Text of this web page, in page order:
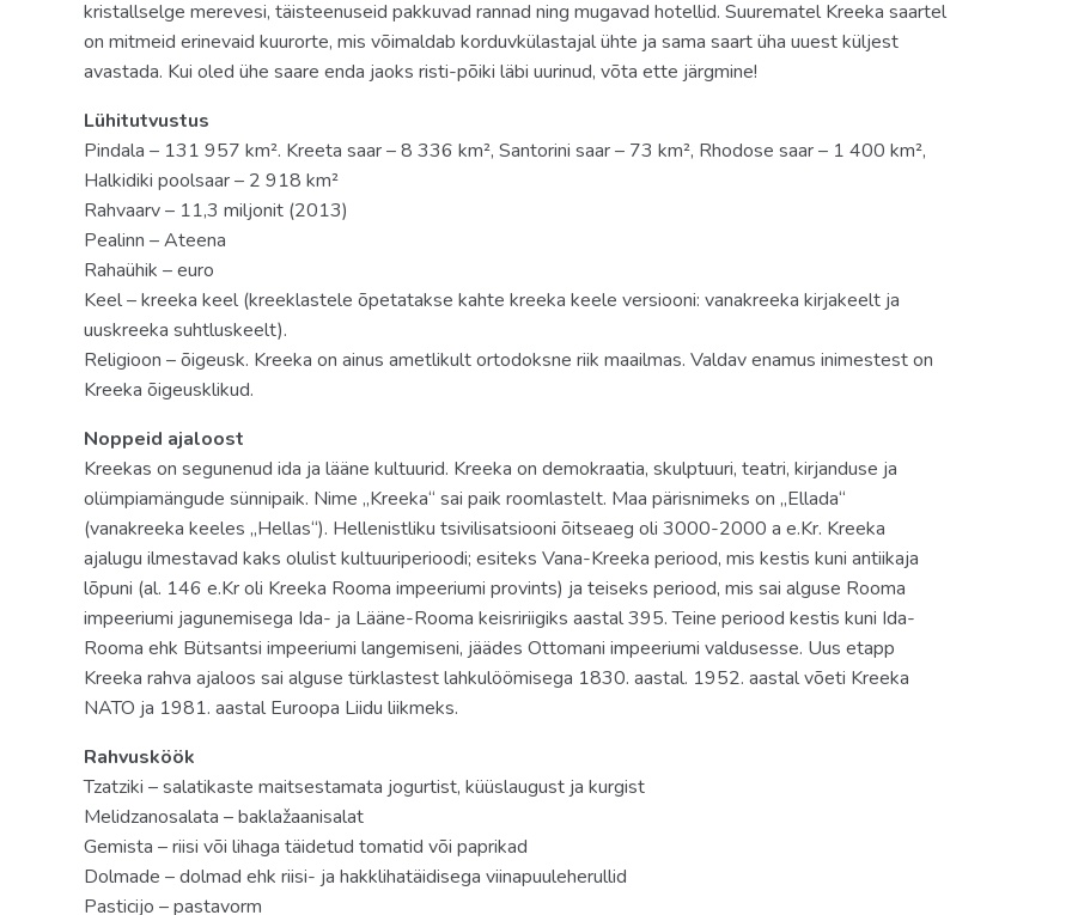
Beach Villa
Villa Iolas Honeymoon Private Pool
Junior Family Guestroom
Marble Villa on the sea Private Pool
Suite Mandola Garden View
Villa Antica Rosa Private Pool
Royal Pavillion In/Outdoor Pool
Luxury Guestroom Sea View with Balcony
Villa Iolas Private Pool
Royal Pavillion On the Beach
Suite Mandola Sea View
5 Bedroom Grand Villa on the Beach
Toitlustus
BB
HB
Tähelepanu: HB klientidele pakutakse õhtusööki fikseeritud menüüga «Cape Voyage» restoranis või
buffet stiilis restoranis «Sunset» (Olympia Riviera Thalasso). HB on võimalik vahetada lisatasu eest ka а
la carte restoranide vastu .
Honeymooners: vahuvein, puuviljad, pähklitega mesi, toa upgrade (vastavalt hotelli võimalustele
saabumise hetkel) (vajalik abielutunnistuse ettenäitamine).
kristallselge merevesi, täisteenuseid pakkuvad rannad ning mugavad hotellid. Suurematel Kreeka saartel
on mitmeid erinevaid kuurorte, mis võimaldab korduvkülastajal ühte ja sama saart üha uuest küljest
avastada. Kui oled ühe saare enda jaoks risti-põiki läbi uurinud, võta ette järgmine!
Lühitutvustus
Pindala – 131 957 km². Kreeta saar – 8 336 km², Santorini saar – 73 km², Rhodose saar – 1 400 km²,
Halkidiki poolsaar – 2 918 km²
Rahvaarv – 11,3 miljonit (2013)
Pealinn – Ateena
Rahaühik – euro
Keel – kreeka keel (kreeklastele õpetatakse kahte kreeka keele versiooni: vanakreeka kirjakeelt ja
uuskreeka suhtluskeelt).
Religioon – õigeusk. Kreeka on ainus ametlikult ortodoksne riik maailmas. Valdav enamus inimestest on
Kreeka õigeusklikud.
Noppeid ajaloost
Kreekas on segunenud ida ja lääne kultuurid. Kreeka on demokraatia, skulptuuri, teatri, kirjanduse ja
olümpiamängude sünnipaik. Nime „Kreeka“ sai paik roomlastelt. Maa pärisnimeks on „Ellada“
(vanakreeka keeles „Hellas“). Hellenistliku tsivilisatsiooni õitseaeg oli 3000-2000 a e.Kr. Kreeka
ajalugu ilmestavad kaks olulist kultuuriperioodi; esiteks Vana-Kreeka periood, mis kestis kuni antiikaja
lõpuni (al. 146 e.Kr oli Kreeka Rooma impeeriumi provints) ja teiseks periood, mis sai alguse Rooma
impeeriumi jagunemisega Ida- ja Lääne-Rooma keisririigiks aastal 395. Teine periood kestis kuni Ida-
Rooma ehk Bütsantsi impeeriumi langemiseni, jäädes Ottomani impeeriumi valdusesse. Uus etapp
Kreeka rahva ajaloos sai alguse türklastest lahkulöömisega 1830. aastal. 1952. aastal võeti Kreeka
NATO ja 1981. aastal Euroopa Liidu liikmeks.
Rahvusköök
Tzatziki – salatikaste maitsestamata jogurtist, küüslaugust ja kurgist
Melidzanosalata – baklažaanisalat
Gemista – riisi või lihaga täidetud tomatid või paprikad
Dolmade – dolmad ehk riisi- ja hakklihatäidisega viinapuuleherullid
Pasticijo – pastavorm